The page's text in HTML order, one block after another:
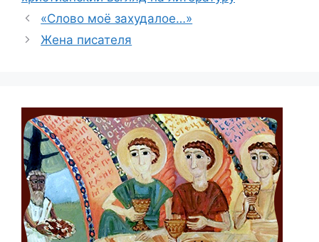
«Слово моё захудалое…»
Жена писателя